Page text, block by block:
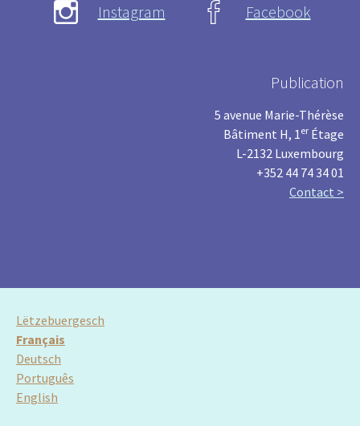
Instagram Facebook
Publication
5 avenue Marie-Thérèse
Bâtiment H, 1 er Étage
L-2132 Luxembourg
+352 44 74 34 01
Contact >
Lëtzebuergesch
Français
Deutsch
Português
English